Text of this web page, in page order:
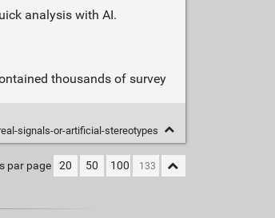
analysis with AI.
thousands of survey
signals-or-artificial-stereotypes
par page 20 50 100